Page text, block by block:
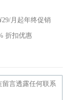
月起年终促销
折扣优惠